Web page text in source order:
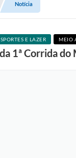
Notícia
E LAZER MEIO
1ª Corrida